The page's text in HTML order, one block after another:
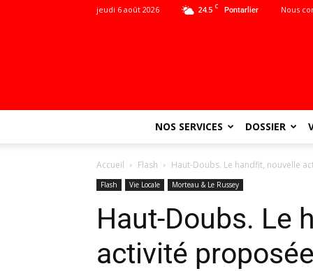
24.5 C Pontarlier
jeudi 6 août 2026 Nous
NOS SERVICES DOSSIER
Accueil Flash Haut-Doubs. Le handfit, nouvelle
Flash Vie Locale Morteau & Le Russey
Haut-Doubs. Le
activité